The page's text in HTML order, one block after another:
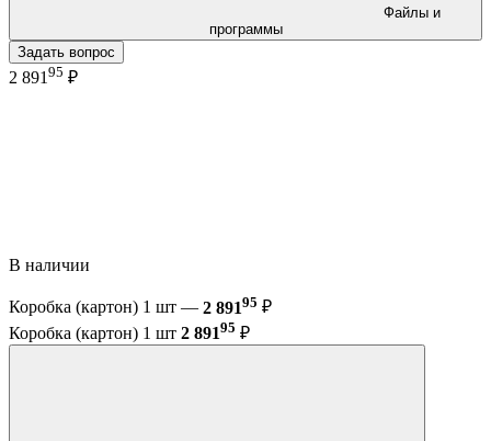
программы
Задать вопрос
2 891 95 ₽
В наличии
Коробка (картон) 1 шт — 2 89195 ₽
Коробка (картон) 1 шт 2 89195 ₽